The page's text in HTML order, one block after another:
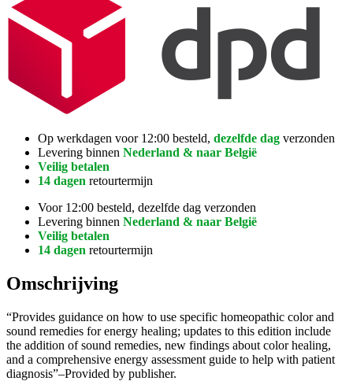
Op werkdagen voor 12:00 besteld, dezelfde dag verzonden
Levering binnen Nederland & naar België
Veilig betalen
14 dagen retourtermijn
Voor 12:00 besteld, dezelfde dag verzonden
Levering binnen Nederland & naar België
Veilig betalen
14 dagen retourtermijn
Omschrijving
“Provides guidance on how to use specific homeopathic color and
sound remedies for energy healing; updates to this edition include
the addition of sound remedies, new findings about color healing,
and a comprehensive energy assessment guide to help with patient
diagnosis”–Provided by publisher.